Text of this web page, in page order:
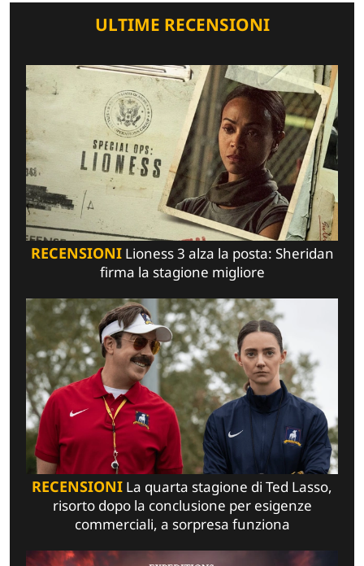
ULTIME RECENSIONI
RECENSIONILioness 3 alza la posta: Sheridan
firma la stagione migliore
RECENSIONI La quarta stagione di Ted Lasso,
risorto dopo la conclusione per esigenze
commerciali, a sorpresa funziona